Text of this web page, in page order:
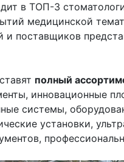
в ТОП-3
медицинской
и поставщиков
полный
инновационные
системы,
установки,